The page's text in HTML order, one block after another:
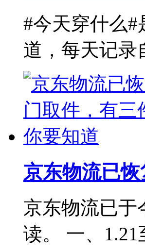
#今天穿什么
道，每天记录
京东物流已
京东物流已于
读。 一、